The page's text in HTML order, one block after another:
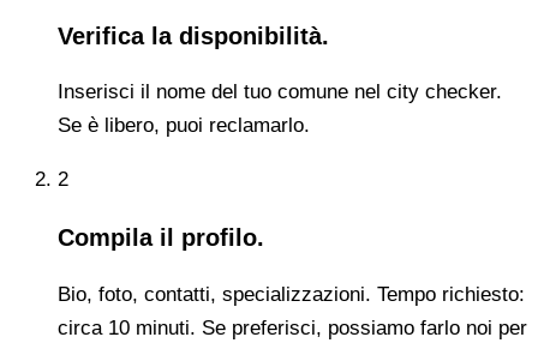
Verifica la disponibilità.
Inserisci il nome del tuo comune nel city checker.
Se è libero, puoi reclamarlo.
2
Compila il profilo.
Bio, foto, contatti, specializzazioni. Tempo richiesto:
circa 10 minuti. Se preferisci, possiamo farlo noi per